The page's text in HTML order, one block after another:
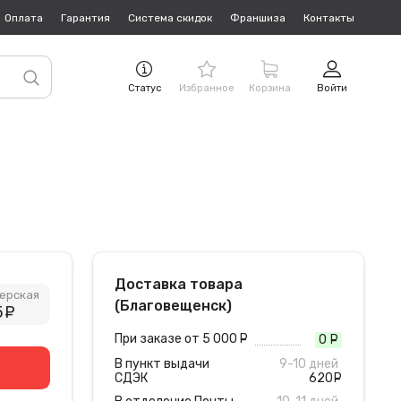
Оплата Гарантия Система скидок Франшиза Контакты
Статус Избранное Корзина Войти
Доставка товара
(Благовещенск)
При заказе от 5 000 0
В пункт выдачи
СДЭК
9-10 дней
620